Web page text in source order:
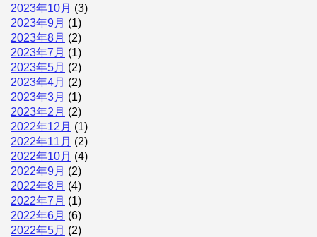
2023年10月 (3)
2023年9月 (1)
2023年8月 (2)
2023年7月 (1)
2023年5月 (2)
2023年4月 (2)
2023年3月 (1)
2023年2月 (2)
2022年12月 (1)
2022年11月 (2)
2022年10月 (4)
2022年9月 (2)
2022年8月 (4)
2022年7月 (1)
2022年6月 (6)
2022年5月 (2)